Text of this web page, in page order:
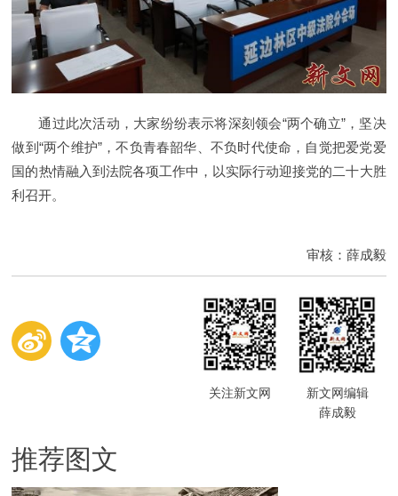
通过此次活动，大家纷纷表示将深刻领会“两个确立”，坚决
做到“两个维护”，不负青春韶华、不负时代使命，自觉把爱党爱
国的热情融入到法院各项工作中，以实际行动迎接党的二十大胜
利召开。
审核：薛成毅
关注新文网
新文网编辑
薛成毅
推荐图文